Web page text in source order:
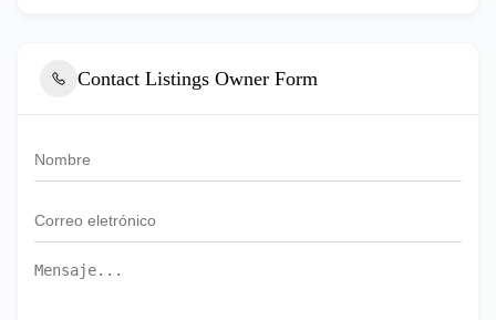
Contact Listings Owner Form